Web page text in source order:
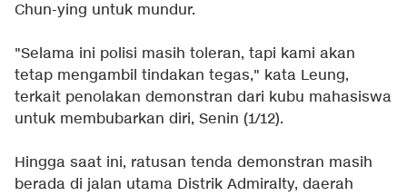
Chun-ying untuk mundur.
"Selama ini polisi masih toleran, tapi kami akan
tetap mengambil tindakan tegas," kata Leung,
terkait penolakan demonstran dari kubu mahasiswa
untuk membubarkan diri, Senin (1/12).
Hingga saat ini, ratusan tenda demonstran masih
berada di jalan utama Distrik Admiralty, daerah